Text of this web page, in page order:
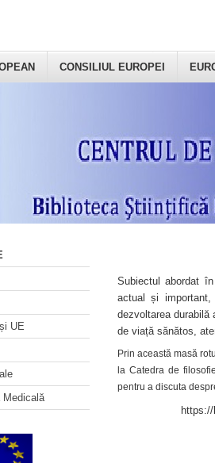
CONSILIUL EUROPEI
UE
Medicală
Subiectul abordat
actual și important,
dezvoltarea
de viață sănătos,
Prin această masă
la Catedra de
pentru a discuta